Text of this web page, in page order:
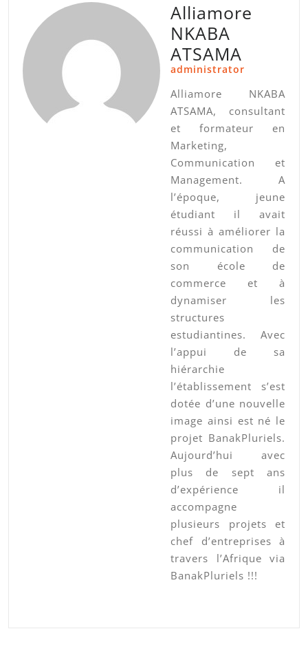
Alliamore
NKABA
ATSAMA
administrator
Alliamore NKABA
ATSAMA, consultant
et formateur en
Marketing,
Communication et
Management. A
l’époque, jeune
étudiant il avait
réussi à améliorer la
communication de
son école de
commerce et à
dynamiser les
structures
estudiantines. Avec
l’appui de sa
hiérarchie
l’établissement s’est
dotée d’une nouvelle
image ainsi est né le
projet BanakPluriels.
Aujourd’hui avec
plus de sept ans
d’expérience il
accompagne
plusieurs projets et
chef d’entreprises à
travers l’Afrique via
BanakPluriels !!!